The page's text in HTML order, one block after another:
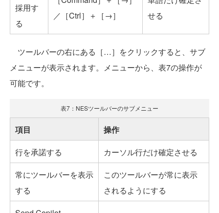
採用す
る
／［Ctrl］＋［→］
せる
ツールバーの右にある［…］をクリックすると、サブ
メニューが表示されます。メニューから、表7の操作が
可能です。
表7：NESツールバーのサブメニュー
項目
操作
行を承諾する
カーソル行だけ確定させる
常にツールバーを表示
する
このツールバーが常に表示
されるようにする